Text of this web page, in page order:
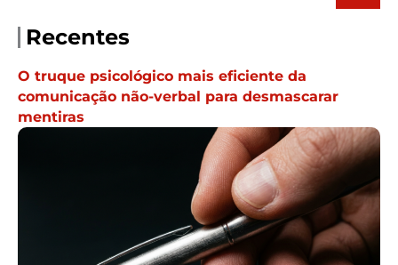
Recentes
O truque psicológico mais eficiente da
comunicação não-verbal para desmascarar
mentiras